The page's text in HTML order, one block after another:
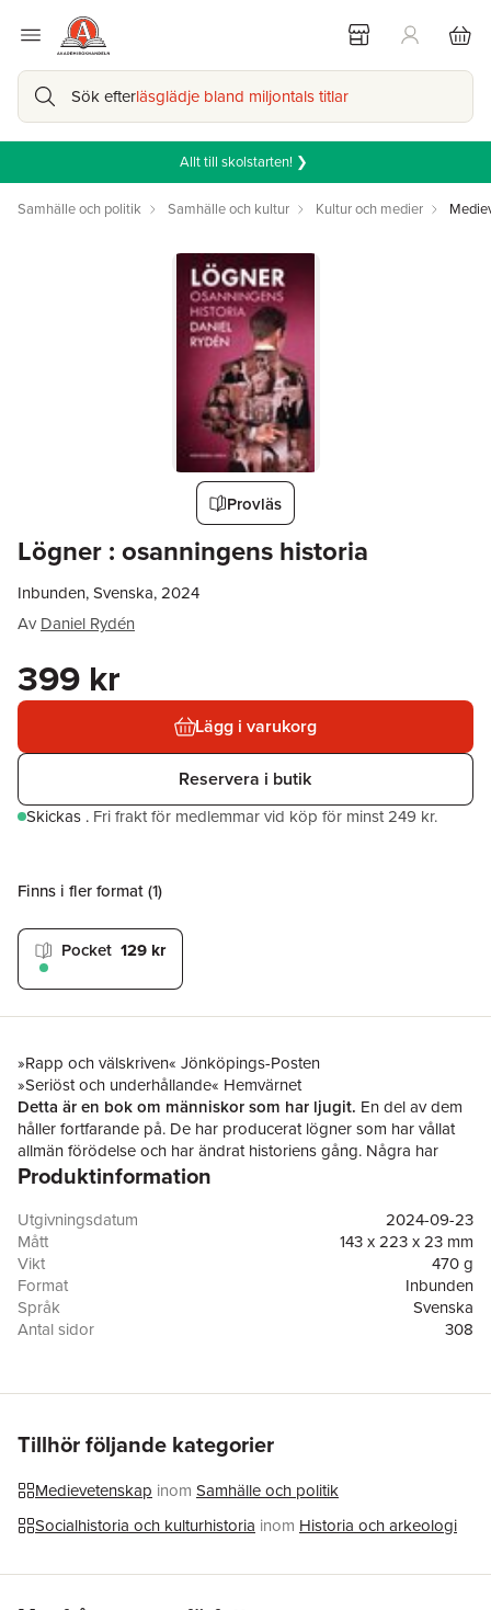
Sök efterläsglädje bland miljontals titlar
Allt till skolstarten! ❯
Samhälle och politik Samhälle och kultur Kultur och medier
Provläs
Lögner : osanningens historia
Inbunden, Svenska, 2024
Av Daniel Rydén
399 kr
Lägg i varukorg
Reservera i butik
Skickas . Fri frakt för medlemmar vid köp för minst 249 kr.
Finns i fler format (1)
Pocket 129 kr
»Rapp och välskriven« Jönköpings-Posten
»Seriöst och underhållande« Hemvärnet
Detta är en bok om människor som har ljugit. En del av dem
håller fortfarande på. De har producerat lögner som har vållat
allmän förödelse och har ändrat historiens gång. Några har
ljugit för att skada motståndare, skapa förvirring eller för egen
eller rent av hela sitt folk.
Vi lever i en tid när sanningen utmanas av fejkade nyheter,
alternativa fakta och rena påhitt. Men ljugandet har gamla anor. I
den här boken får du möta DDR-ledaren Walter Ulbricht som
1961 försäkrade att ingen mur skulle byggas genom Berlin,
drottning Lovisa Ulrika som ljög för sin egen dagbok, Bill
osanningar.
över tvåtusen år har filosofer, psykologer och andra funderat
och diskuterat. Vad är egentligen en lögn? Är det alltid fel att
ljuga? Om inte, vem får i så fall göra det och när? Och vad är
egentligen lögnens motsats? Svaren hittar du här, i Daniel
Rydéns spännande och lärorika berättelse om ljugandet av igår
Produktinformation
Utgivningsdatum
2024-09-23
Mått
143 x 223 x 23 mm
Vikt
470 g
Format
Inbunden
Språk
Svenska
Antal sidor
308
Tillhör följande kategorier
Medievetenskap inom Samhälle och politik
Socialhistoria och kulturhistoria inom Historia och arkeologi